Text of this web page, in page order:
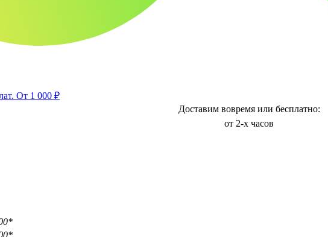
От 1 000 ₽
Доставим вовремя или бесплатно:
от 2-х часов